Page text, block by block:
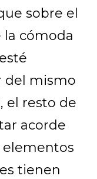
sobre el
la cómoda
del mismo
el resto de
acorde
elementos
tienen